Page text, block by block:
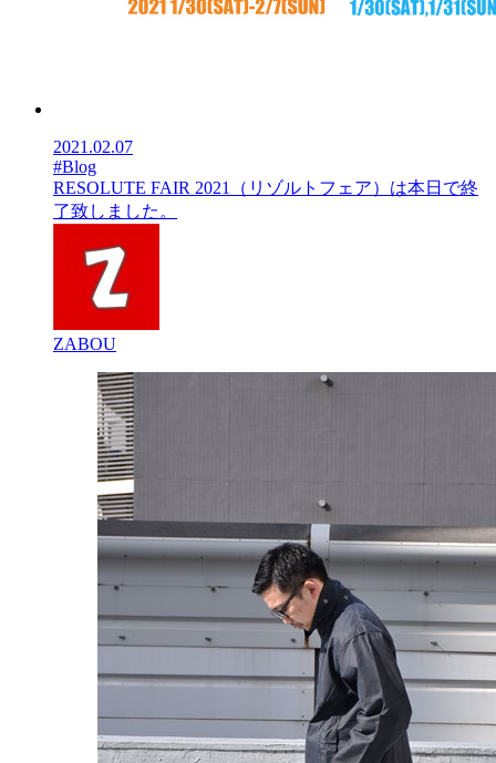
2021.02.07
#Blog
RESOLUTE FAIR 2021（リゾルトフェア）は本日で終
了致しました。
ZABOU